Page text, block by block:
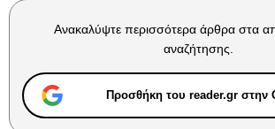
Ανακαλύψτε περισσότερα άρθρα στα
αναζήτησης.
Προσθήκη του reader.gr στην